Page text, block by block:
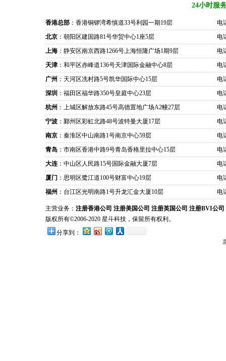
24小时服
香港总部 ：香港铜锣湾希慎道33号利园一期19层
电
北京 ：朝阳区建国路81号华贸中心1座5层
电
上海 ：静安区南京西路1266号上海恒隆广场1期9层
电
天津 ：和平区赤峰道136号天津国际金融中心8层
电
广州 ：天河区冼村路5号凯华国际中心15层
电
深圳 ：福田区福华路350号皇庭中心23层
电
杭州 ：上城区解放东路45号高德置地广场A2幢27层
电
宁波 ：鄞州区彩虹北路48号波特曼大厦17层
电
南京 ：秦淮区中山南路1号南京中心59层
电
青岛 ：市南区香港中路9号青岛香格里拉中心15层
电
大连 ：中山区人民路15号国际金融大厦7层
电
厦门 ：思明区鹭江道100号财富中心19层
电
福州 ：台江区光明南路1号升龙汇金大厦10层 电
主营业务： 注册香港公司 注册美国公司 注册英国公司 注册BVI公司
版权所有©2006-2020 星斗科技，保留所有权利。
分享到：